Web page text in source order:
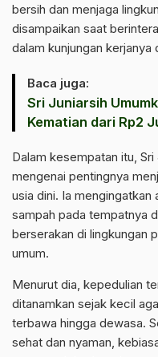
bersih dan menjaga
disampaikan saat
dalam kunjungan
Baca juga:
Sri Juniarsih
Kematian dari Rp2
Dalam kesempatan itu,
mengenai pentingnya
usia dini. Ia mengingatkan
sampah pada tempatnya
berserakan di lingkungan
umum.
Menurut dia, kepedulian
ditanamkan sejak kecil
terbawa hingga dewasa.
sehat dan nyaman,